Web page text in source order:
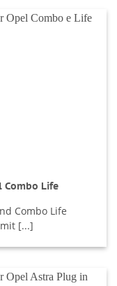
Combo Life
Combo Life
[...]